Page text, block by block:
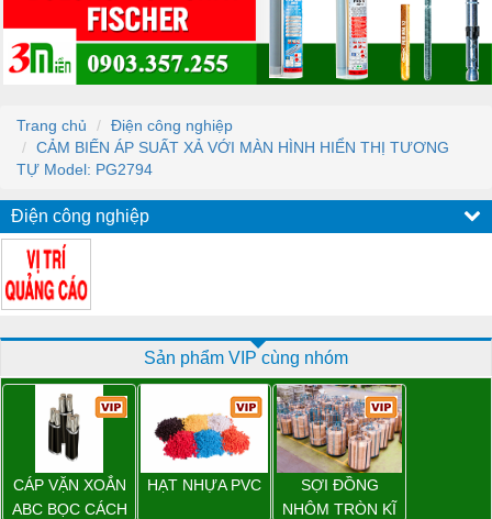
Trang chủ
Điện công nghiệp
CẢM BIẾN ÁP SUẤT XẢ VỚI MÀN HÌNH HIỂN THỊ TƯƠNG
TỰ Model: PG2794
Điện công nghiệp
Sản phẩm VIP cùng nhóm
CÁP VẶN XOẮN
ABC BỌC CÁCH
HẠT NHỰA PVC
SỢI ĐỒNG
NHÔM TRÒN KĨ